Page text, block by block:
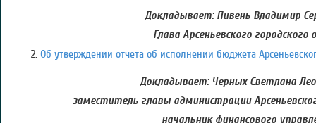
Докладывает: Пивень Владимир
Глава Арсеньевского городского
Об утверждении отчета об исполнении бюджета
Докладывает: Черных Светлана
заместитель главы администрации
начальник финансового